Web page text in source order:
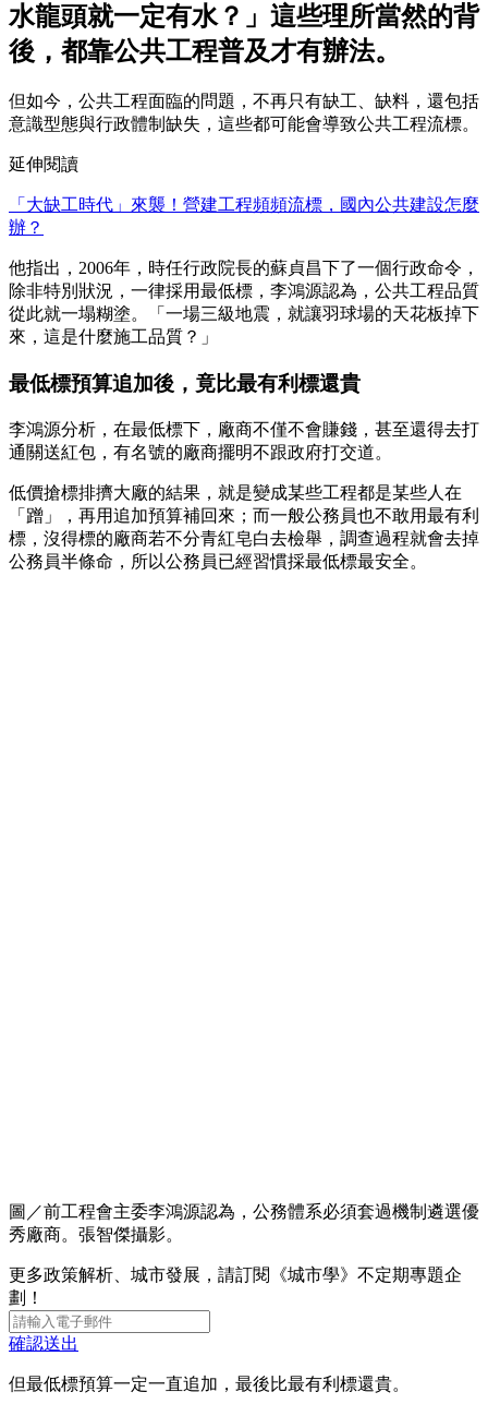
水龍頭就一定有水？」這些理所當然的背
後，都靠公共工程普及才有辦法。
但如今，公共工程面臨的問題，不再只有缺工、缺料，還包括
意識型態與行政體制缺失，這些都可能會導致公共工程流標。
延伸閱讀
「大缺工時代」來襲！營建工程頻頻流標，國內公共建設怎麼
辦？
他指出，2006年，時任行政院長的蘇貞昌下了一個行政命令，
除非特別狀況，一律採用最低標，李鴻源認為，公共工程品質
從此就一塌糊塗。「一場三級地震，就讓羽球場的天花板掉下
來，這是什麼施工品質？」
最低標預算追加後，竟比最有利標還貴
李鴻源分析，在最低標下，廠商不僅不會賺錢，甚至還得去打
通關送紅包，有名號的廠商擺明不跟政府打交道。
低價搶標排擠大廠的結果，就是變成某些工程都是某些人在
「蹭」，再用追加預算補回來；而一般公務員也不敢用最有利
標，沒得標的廠商若不分青紅皂白去檢舉，調查過程就會去掉
公務員半條命，所以公務員已經習慣採最低標最安全。
圖／前工程會主委李鴻源認為，公務體系必須套過機制遴選優
秀廠商。張智傑攝影。
更多政策解析、城市發展，請訂閱《城市學》不定期專題企
劃！
確認送出
但最低標預算一定一直追加，最後比最有利標還貴。